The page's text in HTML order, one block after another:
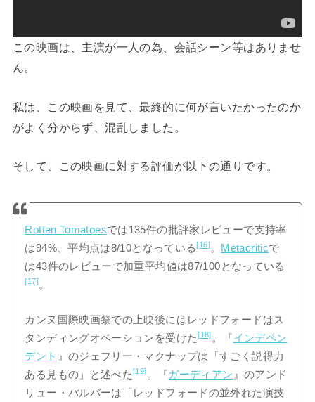
この映画は、主演が一人の為、会話シーン等はありませ
ん。
私は、この映画を見て、最終的に何が言いたかったのか
がよく分からず、混乱しました。
そして、この映画に対する評価が以下の通りです。
Rotten Tomatoesでは135件の批評家レビューで支持率
は94%、平均点は8/10となっている[16]。 Metacriticで
は43件のレビューで加重平均値は87/100となっている
[17]。
カンヌ国際映画祭での上映後にはレッドフォードはス
タンディングオベーションを受けた[18] 。『インデペン
デント 』のジェフリー・マクナップは「すごく説得力
ある見もの」と述べた[19] 。『ガーディアン 』のアンド
リュー・パルバーは「レッドフォードの並外れた演技